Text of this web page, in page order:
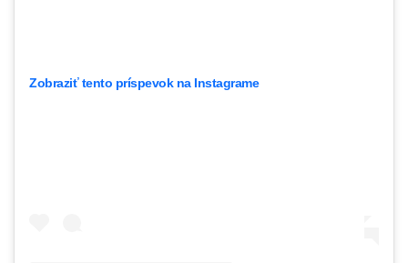
Zobraziť tento príspevok na Instagrame